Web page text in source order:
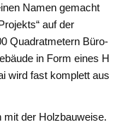
Namen gemacht
auf der
Quadratmetern Büro-
in Form eines H
wird fast komplett aus
der Holzbauweise.